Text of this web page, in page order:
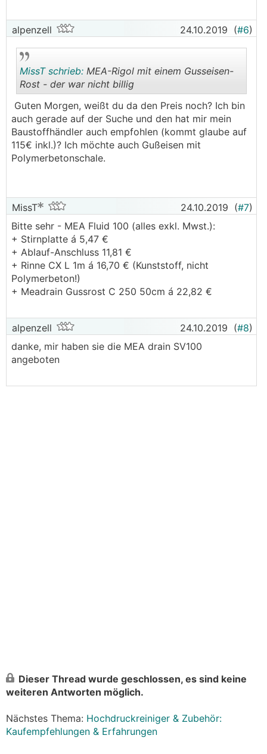
alpenzell 24.10.2019 (#6)
..
MissT schrieb: MEA-Rigol mit einem Gusseisen-
Rost - der war nicht billig
Guten Morgen, weißt du da den Preis noch? Ich bin
auch gerade auf der Suche und den hat mir mein
Baustoffhändler auch empfohlen (kommt glaube auf
115€ inkl.)? Ich möchte auch Gußeisen mit
Polymerbetonschale.
MissT 24.10.2019 (#7)
Bitte sehr - MEA Fluid 100 (alles exkl. Mwst.):
+ Stirnplatte á 5,47 €
+ Ablauf-Anschluss 11,81 €
+ Rinne CX L 1m á 16,70 € (Kunststoff, nicht
Polymerbeton!)
+ Meadrain Gussrost C 250 50cm á 22,82 €
alpenzell 24.10.2019 (#8)
danke, mir haben sie die MEA drain SV100
angeboten
Dieser Thread wurde geschlossen, es sind keine
weiteren Antworten möglich.
Nächstes Thema: Hochdruckreiniger & Zubehör:
Kaufempfehlungen & Erfahrungen